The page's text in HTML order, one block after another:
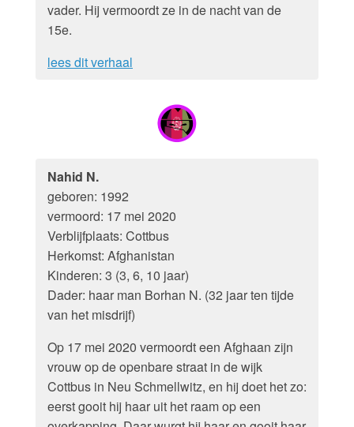
vader. Hij vermoordt ze in de nacht van de
15e.
lees dit verhaal
Nahid N.
geboren: 1992
vermoord: 17 mei 2020
Verblijfplaats: Cottbus
Herkomst: Afghanistan
Kinderen: 3 (3, 6, 10 jaar)
Dader: haar man Borhan N. (32 jaar ten tijde
van het misdrijf)
Op 17 mei 2020 vermoordt een Afghaan zijn
vrouw op de openbare straat in de wijk
Cottbus in Neu Schmellwitz, en hij doet het zo:
eerst gooit hij haar uit het raam op een